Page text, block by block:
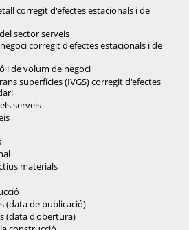
corregit d'efectes estacionals i de
sector serveis
corregit d'efectes estacionals i de
i de volum de negoci
superfícies (IVGS) corregit d'efectes
serveis
materials
(data de publicació)
(data d'obertura)